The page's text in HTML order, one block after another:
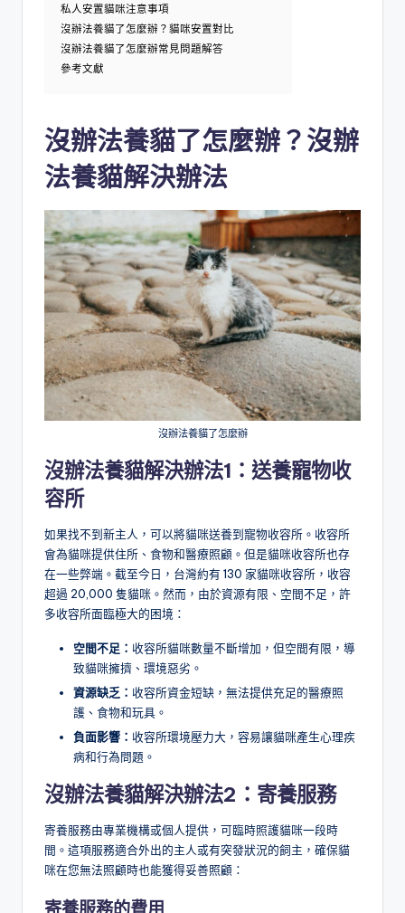
私人安置貓咪注意事項
沒辦法養貓了怎麼辦？貓咪安置對比
沒辦法養貓了怎麼辦常見問題解答
參考文獻
沒辦法養貓了怎麼辦？沒辦
法養貓解決辦法
沒辦法養貓了怎麼辦
沒辦法養貓解決辦法1： 送養寵物收
容所
如果找不到新主人，可以將貓咪送養到寵物收容所。收容所
會為貓咪提供住所、食物和醫療照顧。但是貓咪收容所也存
在一些弊端。截至今日，台灣約有 130 家貓咪收容所，收容
超過 20,000 隻貓咪。然而，由於資源有限、空間不足，許
多收容所面臨極大的困境：
空間不足： 收容所貓咪數量不斷增加，但空間有限，導
致貓咪擁擠、環境惡劣。
資源缺乏： 收容所資金短缺，無法提供充足的醫療照
護、食物和玩具。
負面影響： 收容所環境壓力大，容易讓貓咪產生心理疾
病和行為問題。
沒辦法養貓解決辦法2： 寄養服務
寄養服務由專業機構或個人提供，可臨時照護貓咪一段時
間。這項服務適合外出的主人或有突發狀況的飼主，確保貓
咪在您無法照顧時也能獲得妥善照顧：
寄養服務的費用